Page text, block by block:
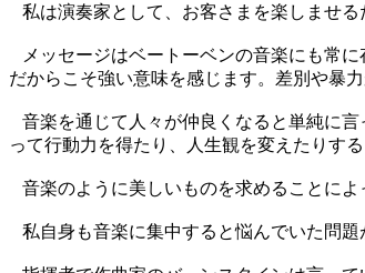
私は演奏家として、お客さまを楽しませ
メッセージはベートーベンの音楽にも常
だからこそ強い意味を感じます。差別や暴
音楽を通じて人々が仲良くなると単純に
って行動力を得たり、人生観を変えたりす
音楽のように美しいものを求めることによ
私自身も音楽に集中すると悩んでいた問